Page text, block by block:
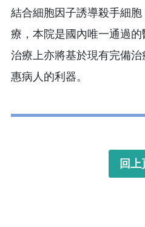
結合細胞因子誘導殺手細
療，本院是國內唯一通過
治療上亦將基於現有完備
惠病人的利器。
回上